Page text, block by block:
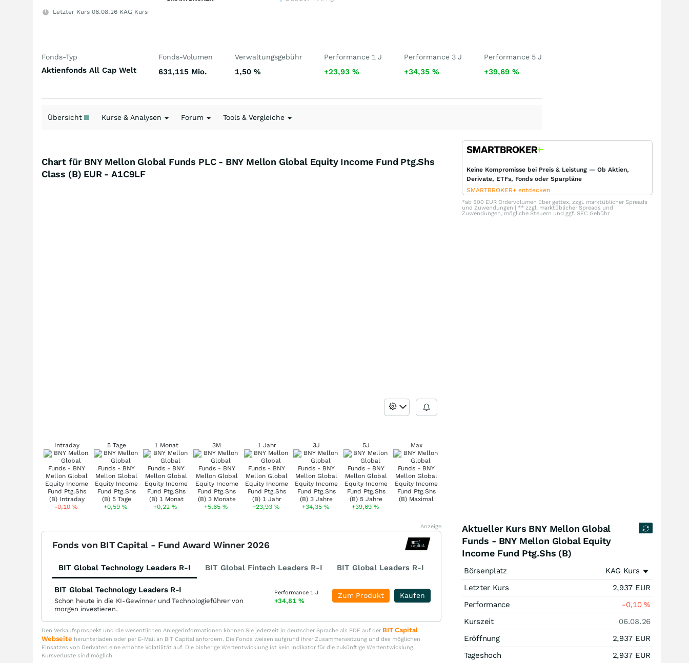
Letzter Kurs 06.08.26 KAG Kurs
Fonds-Typ
Aktienfonds All Cap Welt
Fonds-Volumen
631,115 Mio.
Verwaltungsgebühr
1,50 %
Performance 1 J
+23,93%
Performance 3 J
+34,35%
Performance 5 J
+39,69 %
Übersicht Kurse & Analysen Forum Tools & Vergleiche
Chart für BNY Mellon Global Funds PLC - BNY Mellon Global Equity Income Fund Ptg.Shs
Class (B) EUR - A1C9LF
Intraday
-0,10 %
5 Tage
+0,59%
1 Monat
+0,22%
3M
+5,65 %
1 Jahr
+23,93 %
3J
+34,35 %
5J
+39,69 %
Max
Keine Kompromisse bei Preis & Leistung — Ob Aktien,
Derivate, ETFs, Fonds oder Sparpläne
SMARTBROKER+ entdecken
*ab 500 EUR Ordervolumen über gettex, zzgl. marktüblicher Spreads
und Zuwendungen | ** zzgl. marktüblicher Spreads und
Zuwendungen, mögliche Steuern und ggf. SEC Gebühr
Anzeige
Fonds von BIT Capital - Fund Award Winner 2026
BIT Global Technology Leaders R-I BIT Global Fintech Leaders R-I BIT Global Leaders R-I
BIT Global Technology Leaders R-I
Schon heute in die KI-Gewinner und Technologieführer von
morgen investieren.
Performance 1 J
+34,81 %
Kaufen
Zum Produkt
Den Verkaufsprospekt und die wesentlichen Anlegerinformationen können Sie jederzeit in deutscher Sprache als PDF auf der BIT Capital
Webseite herunterladen oder per E-Mail an BIT Capital anfordern. Die Fonds weisen aufgrund ihrer Zusammensetzung und des möglichen
Einsatzes von Derivaten eine erhöhte Volatilität auf. Die bisherige Wertentwicklung ist kein Indikator für die zukünftige Wertentwicklung.
Kursverluste sind möglich.
Aktueller Kurs BNY Mellon Global
Funds - BNY Mellon Global Equity
Income Fund Ptg.Shs (B)
Börsenplatz
KAG Kurs
Letzter Kurs
2,937 EUR
Performance
-0,10%
Kurszeit
06.08.26
Eröffnung
2,937 EUR
Tageshoch
2,937 EUR